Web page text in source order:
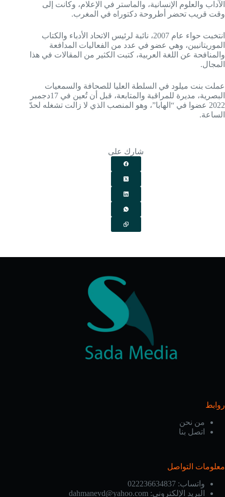
الآداب والعلوم الإنسانية، والماستر في الإعلام، وكانت إلى
وقت قريب تحضر أطروحة دكتوراه في المغرب.
انتخبت حواء عام 2007، نائبة لرئيس الاتحاد الأدباء والكتاب
الموريتانيين، وهي عضو في عدد من الفعاليات المدافعة
والمنافحة عن اللغة العربية، كتبت الكثير من المقالات في هذا
المجال.
عملت بنت ميلود في السلطة العليا للصحافة والسمعيات
البصرية، مديرة للمراقبة والمتابعة، قبل أن تُعين في 17دجمبر
2022 عضوا في “الهابا”، وهو المنصب الذي لا زالت تشغله لحدّ
الساعة.
شارك على
روابط
من نحن
اتصل بنا
معلومات التواصل
واتساب: 022236634837
البريد الإلكتروني: dahmanevd@yahoo.com